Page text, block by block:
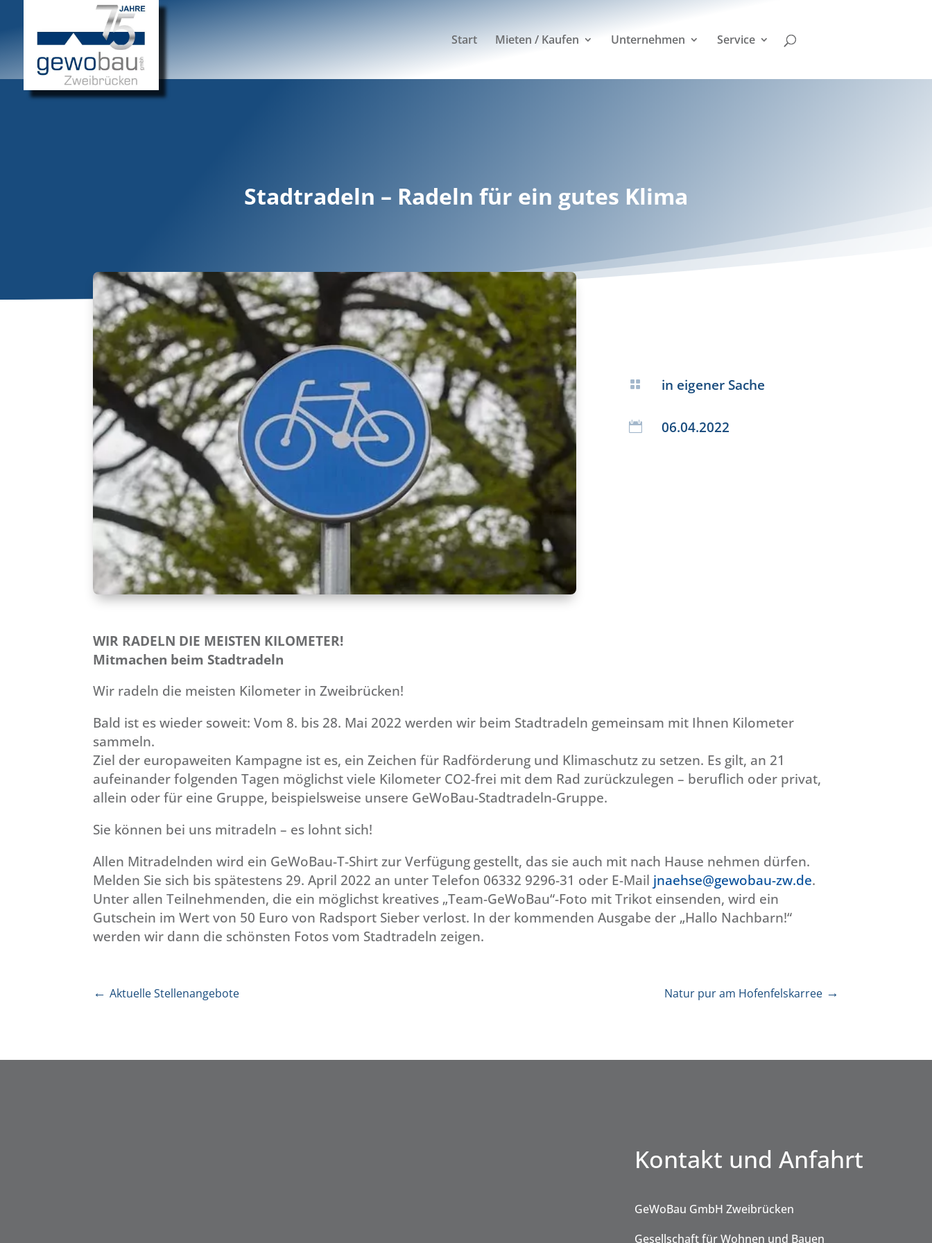
Start Mieten / Kaufen Unternehmen Service
Stadtradeln – Radeln für ein gutes Klima
 in eigener Sache
 06.04.2022
WIR RADELN DIE MEISTEN KILOMETER!
Mitmachen beim Stadtradeln
Wir radeln die meisten Kilometer in Zweibrücken!
Bald ist es wieder soweit: Vom 8. bis 28. Mai 2022 werden wir beim Stadtradeln gemeinsam mit Ihnen Kilometer
sammeln.
Ziel der europaweiten Kampagne ist es, ein Zeichen für Radförderung und Klimaschutz zu setzen. Es gilt, an 21
aufeinander folgenden Tagen möglichst viele Kilometer CO2-frei mit dem Rad zurückzulegen – beruflich oder privat,
allein oder für eine Gruppe, beispielsweise unsere GeWoBau-Stadtradeln-Gruppe.
Sie können bei uns mitradeln – es lohnt sich!
Allen Mitradelnden wird ein GeWoBau-T-Shirt zur Verfügung gestellt, das sie auch mit nach Hause nehmen dürfen.
Melden Sie sich bis spätestens 29. April 2022 an unter Telefon 06332 9296-31 oder E-Mail jnaehse@gewobau-zw.de.
Unter allen Teilnehmenden, die ein möglichst kreatives „Team-GeWoBau“-Foto mit Trikot einsenden, wird ein
Gutschein im Wert von 50 Euro von Radsport Sieber verlost. In der kommenden Ausgabe der „Hallo Nachbarn!“
werden wir dann die schönsten Fotos vom Stadtradeln zeigen.
←Aktuelle Stellenangebote Natur pur am Hofenfelskarree→
Kontakt und Anfahrt
GeWoBau GmbH Zweibrücken
Gesellschaft für Wohnen und Bauen
Kontakt und Anfahrt
GeWoBau GmbH Zweibrücken
Gesellschaft für Wohnen und Bauen